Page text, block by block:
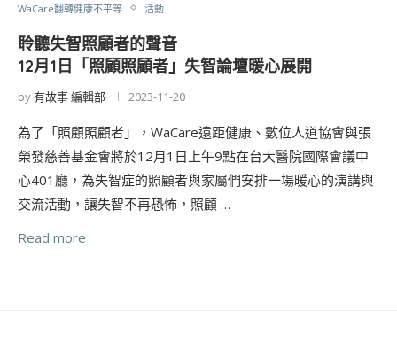
WaCare翻轉健康不平等 活動
聆聽失智照顧者的聲音
12月1日「照顧照顧者」失智論壇暖心展開
by有故事 編輯部 2023-11-20
為了「照顧照顧者」，WaCare遠距健康、數位人道協會與張
榮發慈善基金會將於12月1日上午9點在台大醫院國際會議中
心401廳，為失智症的照顧者與家屬們安排一場暖心的演講與
交流活動，讓失智不再恐怖，照顧 …
Read more